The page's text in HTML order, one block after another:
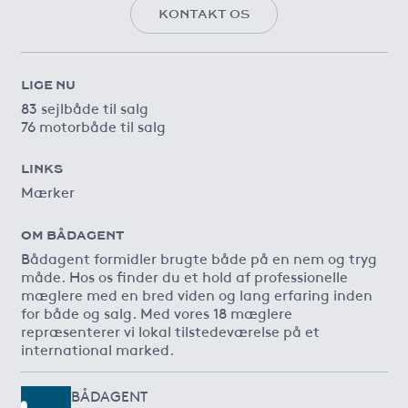
KONTAKT OS
LIGE NU
83 sejlbåde til salg
76 motorbåde til salg
LINKS
Mærker
OM BÅDAGENT
Bådagent formidler brugte både på en nem og tryg
måde. Hos os finder du et hold af professionelle
mæglere med en bred viden og lang erfaring inden
for både og salg. Med vores 18 mæglere
repræsenterer vi lokal tilstedeværelse på et
international marked.
BÅDAGENT